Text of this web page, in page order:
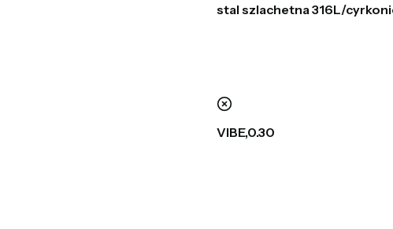
stal szlachetna 316L/
nie
VIBE,0.30